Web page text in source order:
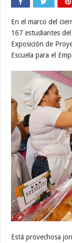
En el marco del
167 estudiantes
Exposición de
Escuela para el
Está provechosa